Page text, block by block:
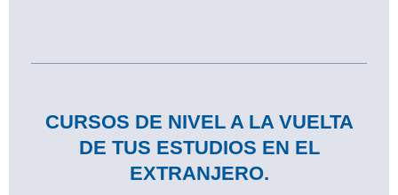
CURSOS DE NIVEL A LA VUELTA
DE TUS ESTUDIOS EN EL
EXTRANJERO.